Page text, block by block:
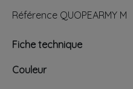
Référence QUOPEARMY M
Fiche technique
Couleur